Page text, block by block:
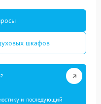
шкафов
и последующий